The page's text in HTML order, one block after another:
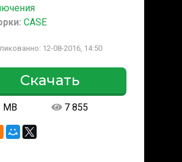
CASE
12-08-2016, 14:50
Скачать
MB 7 855